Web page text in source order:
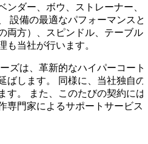
ンダー、ボウ、ストレーナー
設備の最適なパフォーマンス
両方）、スピンドル、テーブ
も当社が行います。
ズは、革新的なハイパーコー
ばします。 同様に、当社独自
す。 また、このたびの契約に
専門家によるサポートサービス